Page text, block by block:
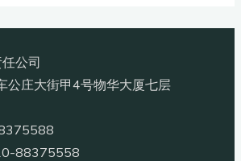
公司
公庄大街甲4号物华大厦七层
88375558